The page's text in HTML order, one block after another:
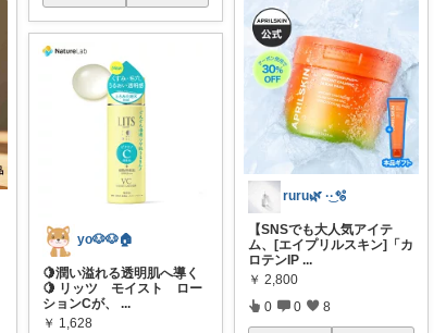
yo🐶🐶🏠
🍋潤い溢れる透明肌へ導く
🍋 リッツ モイスト ロー
ションCが、
...
￥ 1,628
ruru🌿 ·͜·🫧
【SNSでも大人気アイテ
ム、[エイプリルスキン]「カ
ロテンIP ...
￥ 2,800
0 0 8